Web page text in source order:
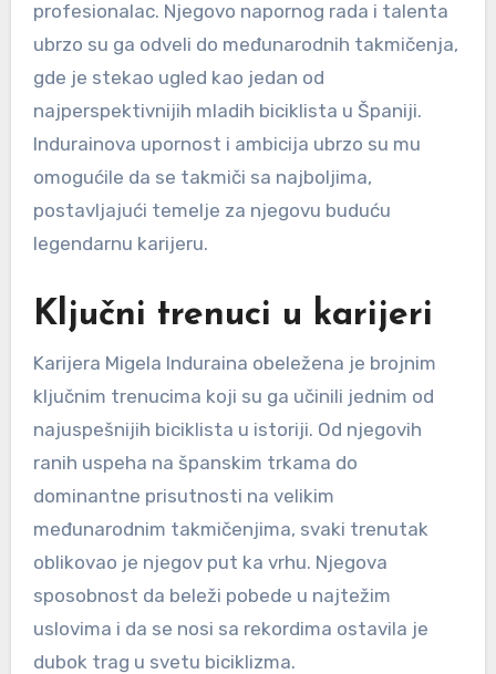
profesionalac. Njegovo napornog rada i talenta
ubrzo su ga odveli do međunarodnih takmičenja,
gde je stekao ugled kao jedan od
najperspektivnijih mladih biciklista u Španiji.
Indurainova upornost i ambicija ubrzo su mu
omogućile da se takmiči sa najboljima,
postavljajući temelje za njegovu buduću
legendarnu karijeru.
Ključni trenuci u karijeri
Karijera Migela Induraina obeležena je brojnim
ključnim trenucima koji su ga učinili jednim od
najuspešnijih biciklista u istoriji. Od njegovih
ranih uspeha na španskim trkama do
dominantne prisutnosti na velikim
međunarodnim takmičenjima, svaki trenutak
oblikovao je njegov put ka vrhu. Njegova
sposobnost da beleži pobede u najtežim
uslovima i da se nosi sa rekordima ostavila je
dubok trag u svetu biciklizma.